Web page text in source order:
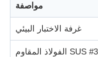
مواصفة
غرفة الاختبار البيئي
SUS #304 الفولاذ المقاوم